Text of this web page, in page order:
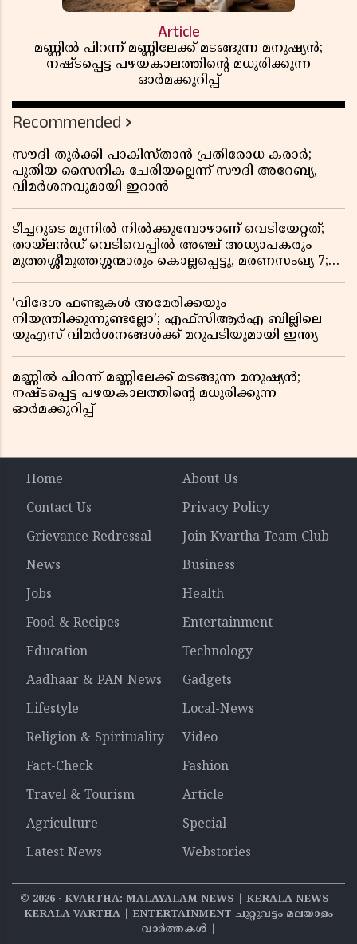
Article
മണ്ണിൽ പിറന്ന് മണ്ണിലേക്ക് മടങ്ങുന്ന മനുഷ്യൻ;
നഷ്ടപ്പെട്ട പഴയകാലത്തിൻ്റെ മധുരിക്കുന്ന
ഓർമക്കുറിപ്പ്
Recommended
സൗദി-തുർക്കി-പാകിസ്താൻ പ്രതിരോധ കരാർ;
പുതിയ സൈനിക ചേരിയല്ലെന്ന് സൗദി അറേബ്യ,
വിമർശനവുമായി ഇറാൻ
ടീച്ചറുടെ മുന്നിൽ നിൽക്കുമ്പോഴാണ് വെടിയേറ്റത്;
തായ്‌ലൻഡ് വെടിവെപ്പിൽ അഞ്ച് അധ്യാപകരും
മുത്തശ്ശീമുത്തശ്ശന്മാരും കൊല്ലപ്പെട്ടു, മരണസംഖ്യ 7;
‘വിദേശ ഫണ്ടുകൾ അമേരിക്കയും
നിയന്ത്രിക്കുന്നുണ്ടല്ലോ’; എഫ്സിആർഎ ബില്ലിലെ
യുഎസ് വിമർശനങ്ങൾക്ക് മറുപടിയുമായി ഇന്ത്യ
മണ്ണിൽ പിറന്ന് മണ്ണിലേക്ക് മടങ്ങുന്ന മനുഷ്യൻ;
നഷ്ടപ്പെട്ട പഴയകാലത്തിൻ്റെ മധുരിക്കുന്ന
ഓർമക്കുറിപ്പ്
Home
About Us
Contact Us
Privacy Policy
Grievance Redressal
Join Kvartha Team Club
News
Business
Jobs
Health
Food & Recipes
Entertainment
Education
Technology
Aadhaar & PAN News
Gadgets
Lifestyle
Local-News
Religion & Spirituality
Video
Fact-Check
Fashion
Travel & Tourism
Article
Agriculture
Special
Latest News
Webstories
© 2026‧ KVARTHA: MALAYALAM NEWS | KERALA NEWS |
KERALA VARTHA | ENTERTAINMENT ചുറ്റുവട്ടം മലയാളം
വാര്‍ത്തകൾ |